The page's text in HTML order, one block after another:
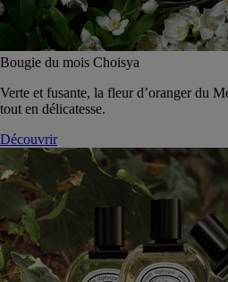
Bougie du mois Choisya
Verte et fusante, la fleur d’oranger du
tout en délicatesse.
Découvrir